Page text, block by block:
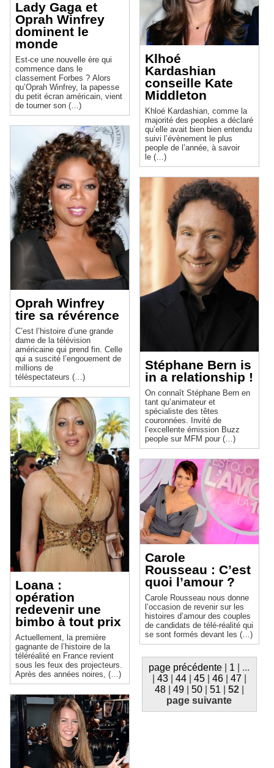
Lady Gaga et
Oprah Winfrey
dominent le
monde
Est-ce une nouvelle ère qui
commence dans le
classement Forbes ? Alors
qu’Oprah Winfrey, la papesse
du petit écran américain, vient
de tourner son (…)
Oprah Winfrey
tire sa révérence
C’est l’histoire d’une grande
dame de la télévision
américaine qui prend fin. Celle
qui a suscité l’engouement de
millions de
téléspectateurs (…)
Loana :
opération
redevenir une
bimbo à tout prix
Actuellement, la première
gagnante de l’histoire de la
téléréalité en France revient
sous les feux des projecteurs.
Après des années noires, (…)
Klhoé
Kardashian
conseille Kate
Middleton
Khloé Kardashian, comme la
majorité des peoples a déclaré
qu’elle avait bien bien entendu
suivi l’évènement le plus
people de l’année, à savoir
le (…)
Stéphane Bern is
in a relationship !
On connaît Stéphane Bern en
tant qu’animateur et
spécialiste des têtes
couronnées. Invité de
l’excellente émission Buzz
people sur MFM pour (…)
Carole
Rousseau : C’est
quoi l’amour ?
Carole Rousseau nous donne
l’occasion de revenir sur les
histoires d’amour des couples
de candidats de télé-réalité qui
se sont formés devant les (…)
page précédente 1
...
43| 44| 45| 46| 47
48| 49| 50| 51 52|
page suivante